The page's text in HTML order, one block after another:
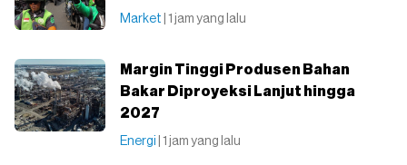
Market | 1 jam yang lalu
Margin Tinggi Produsen Bahan
Bakar Diproyeksi Lanjut hingga
2027
Energi | 1 jam yang lalu